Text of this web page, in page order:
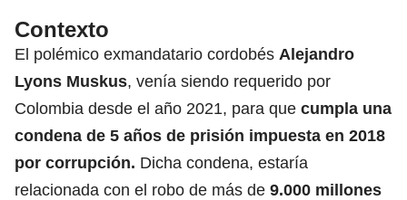
Contexto
El polémico exmandatario cordobés Alejandro
Lyons Muskus, venía siendo requerido por
Colombia desde el año 2021, para que cumpla una
condena de 5 años de prisión impuesta en 2018
por corrupción. Dicha condena, estaría
relacionada con el robo de más de 9.000 millones